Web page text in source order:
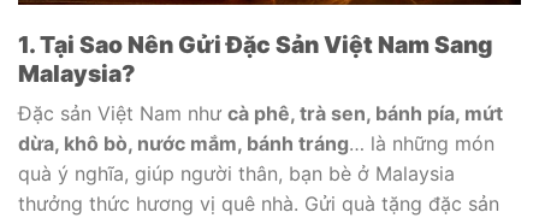
1. Tại Sao Nên Gửi Đặc Sản Việt Nam Sang
Malaysia?
Đặc sản Việt Nam như cà phê, trà sen, bánh pía, mứt
dừa, khô bò, nước mắm, bánh tráng… là những món
quà ý nghĩa, giúp người thân, bạn bè ở Malaysia
thưởng thức hương vị quê nhà. Gửi quà tặng đặc sản